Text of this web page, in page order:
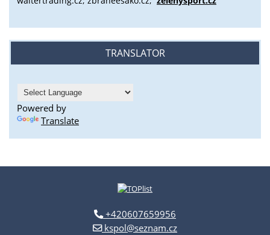
TRANSLATOR
Powered by
Translate
+420607659956
kspol@seznam.cz